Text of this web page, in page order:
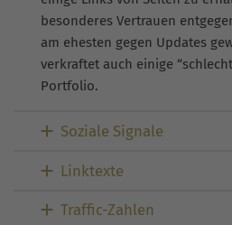
besonderes Vertrauen
am ehesten gegen Updates
verkraftet auch einige
Portfolio.
Soziale Signale
Linktexte
Traffic-Zahlen